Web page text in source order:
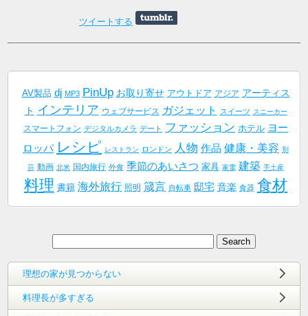
ツイートする
AV製品 dj MP3 PinUp お取り寄せ アウトドア アジア アーティス
ト インテリア ウェブサービス ガジェット スイーツ スニーカー
スマートフォン デジタルカメラ デート ファッション ホテル ヨー
ロッパ レシピ レストラン ロンドン 人物 作品 健康・美容 別
荘 動画 北米 国内旅行 外食 季節のあいさつ 家具 家電 建築 手土産
料理 書籍 海外旅行 照明 箴言 自転車 邸宅 音楽 食器 食材
理想の家が見つからない
料理長が多すぎる